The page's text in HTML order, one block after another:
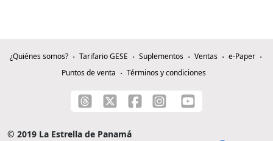
¿Quiénes somos? Tarifario GESE Suplementos Ventas
e-Paper
Puntos de venta
Términos y condiciones
© 2019 La Estrella de Panamá